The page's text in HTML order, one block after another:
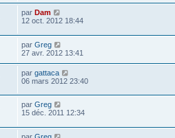
par Dam
12 oct. 2012 18:44
par Greg
27 avr. 2012 13:41
par gattaca
06 mars 2012 23:40
par Greg
15 déc. 2011 12:34